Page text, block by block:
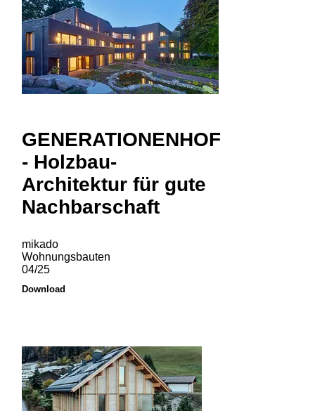
GENERATIONENHOF
- Holzbau-
Architektur für gute
Nachbarschaft
mikado
Wohnungsbauten
04/25
Download